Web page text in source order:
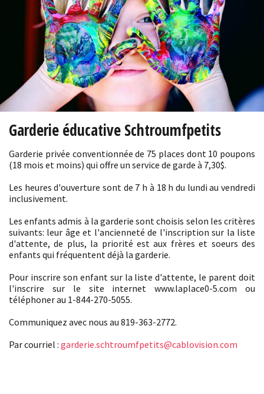
Garderie éducative Schtroumfpetits
Garderie privée conventionnée de 75 places dont 10 poupons
(18 mois et moins) qui offre un service de garde à 7,30$.
Les heures d'ouverture sont de 7 h à 18 h du lundi au vendredi
inclusivement.
Les enfants admis à la garderie sont choisis selon les critères
suivants: leur âge et l'ancienneté de l'inscription sur la liste
d'attente, de plus, la priorité est aux frères et soeurs des
enfants qui fréquentent déjà la garderie.
Pour inscrire son enfant sur la liste d'attente, le parent doit
l'inscrire sur le site internet www.laplace0-5.com ou
téléphoner au 1-844-270-5055.
Communiquez avec nous au 819-363-2772.
Par courriel : garderie.schtroumfpetits@cablovision.com